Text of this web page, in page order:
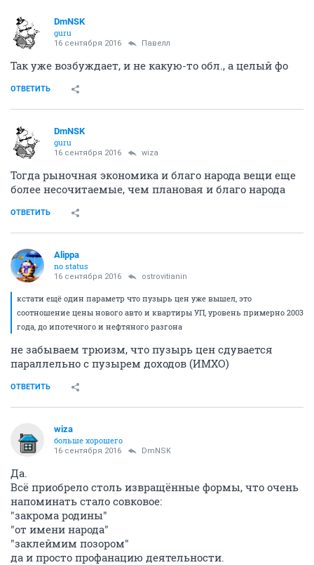
DmNSK
guru
16 сентября 2016 Павелл
Так уже возбуждает, и не какую-то обл., а целый фо
ОТВЕТИТЬ
DmNSK
guru
16 сентября 2016 wiza
Тогда рыночная экономика и благо народа вещи еще
более несочитаемые, чем плановая и благо народа
ОТВЕТИТЬ
Alippa
no status
16 сентября 2016 ostrovitianin
кстати ещё один параметр что пузырь цен уже вышел, это
соотношение цены нового авто и квартиры УП, уровень примерно 2003
года, до ипотечного и нефтяного разгона
не забываем трюизм, что пузырь цен сдувается
параллельно с пузырем доходов (ИМХО)
ОТВЕТИТЬ
wiza
больше хорошего
16 сентября 2016 DmNSK
Да.
Всё приобрело столь извращённые формы, что очень
напоминать стало совковое:
"закрома родины"
"от имени народа"
"заклеймим позором"
да и просто профанацию деятельности.